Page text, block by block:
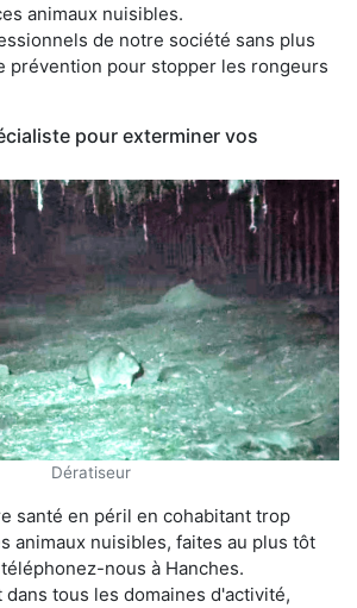
animaux nuisibles.
de notre société sans plus
prévention pour stopper les rongeurs
pour exterminer vos
Dératiseur
santé en péril en cohabitant trop
animaux nuisibles, faites au plus tôt
nous à Hanches.
tous les domaines d'activité,